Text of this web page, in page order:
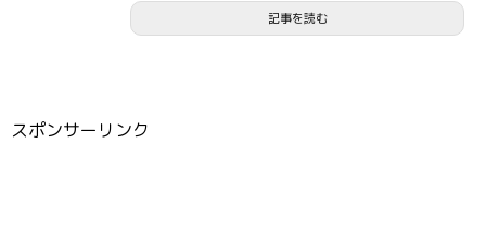
記事を読む
スポンサーリンク